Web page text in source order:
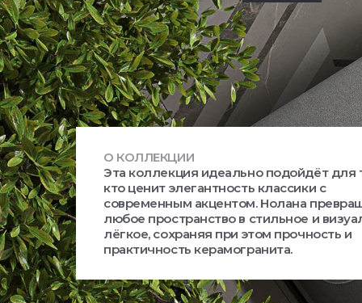
О КОЛЛЕКЦИИ
Эта коллекция идеально подойдёт для
кто ценит элегантность классики с
современным акцентом. Нолана
любое пространство в стильное и
лёгкое, сохраняя при этом прочность и
практичность керамогранита.